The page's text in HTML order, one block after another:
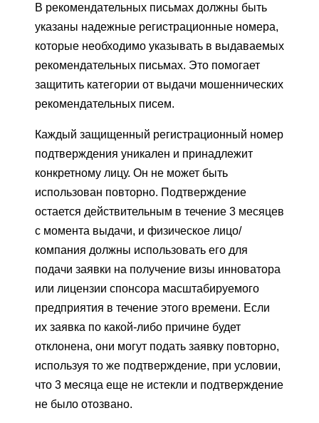
В рекомендательных письмах должны быть
указаны надежные регистрационные номера,
которые необходимо указывать в выдаваемых
рекомендательных письмах. Это помогает
защитить категории от выдачи мошеннических
рекомендательных писем.
Каждый защищенный регистрационный номер
подтверждения уникален и принадлежит
конкретному лицу. Он не может быть
использован повторно. Подтверждение
остается действительным в течение 3 месяцев
с момента выдачи, и физическое лицо/
компания должны использовать его для
подачи заявки на получение визы инноватора
или лицензии спонсора масштабируемого
предприятия в течение этого времени. Если
их заявка по какой-либо причине будет
отклонена, они могут подать заявку повторно,
используя то же подтверждение, при условии,
что 3 месяца еще не истекли и подтверждение
не было отозвано.